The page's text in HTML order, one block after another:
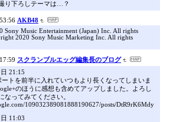
り下ろしテーマは…？
AKB48
Sony Music Entertainment (Japan) Inc. All rights
2020 Sony Music Marketing Inc. All rights
スクランブルエッグ編集長のブログ
21:15
トを前半に入れていつもより長くなってしまいま
のほうに感想も含めてアップしました。よろし
なってみてください。
109032389081888190627/posts/DtR9rK6Mdy
11:03